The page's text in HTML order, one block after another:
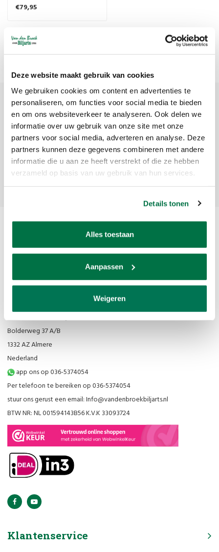
Deze website maakt gebruik van cookies
We gebruiken cookies om content en advertenties te
personaliseren, om functies voor social media te bieden
en om ons websiteverkeer te analyseren. Ook delen we
informatie over uw gebruik van onze site met onze
partners voor social media, adverteren en analyse. Deze
partners kunnen deze gegevens combineren met andere
informatie die u aan ze heeft verstrekt of die ze hebben
verzameld op basis van uw gebruik van hun services.
Details tonen
Alles toestaan
Aanpassen
Weigeren
€79,95
Meest bekeken 1
Meld je aan voor onze nieuwsbrief
Ontvang de laatste updates, nieuws en aanbiedingen via email
Abonneer
Van den Broek Biljarts staat voor kwaliteit, vakmanschap en service.
Van den Broek Biljarts
Bolderweg 37 A/B
1332 AZ Almere
Nederland
app ons op 036-5374054
Per telefoon te bereiken op 036-5374054
stuur ons gerust een email:Info@vandenbroekbiljarts.nl
BTW NR: NL 001594143B56 K.V.K 33093724
Klantenservice